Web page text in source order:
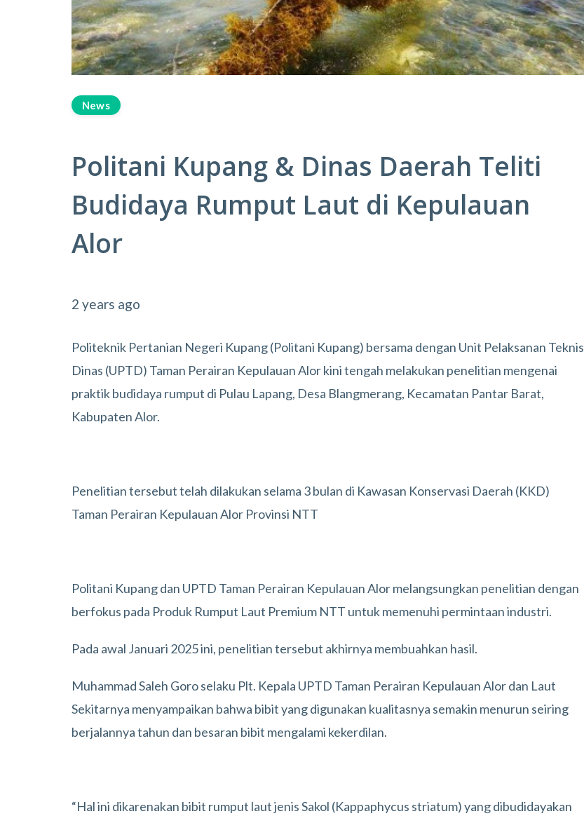
News
Politani Kupang & Dinas Daerah Teliti
Budidaya Rumput Laut di Kepulauan
Alor
2 years ago
Politeknik Pertanian Negeri Kupang (Politani Kupang) bersama dengan Unit Pelaksanan Teknis
Dinas (UPTD) Taman Perairan Kepulauan Alor kini tengah melakukan penelitian mengenai
praktik budidaya rumput di Pulau Lapang, Desa Blangmerang, Kecamatan Pantar Barat,
Kabupaten Alor.
Penelitian tersebut telah dilakukan selama 3 bulan di Kawasan Konservasi Daerah (KKD)
Taman Perairan Kepulauan Alor Provinsi NTT
Politani Kupang dan UPTD Taman Perairan Kepulauan Alor melangsungkan penelitian dengan
berfokus pada Produk Rumput Laut Premium NTT untuk memenuhi permintaan industri.
Pada awal Januari 2025 ini, penelitian tersebut akhirnya membuahkan hasil.
Muhammad Saleh Goro selaku Plt. Kepala UPTD Taman Perairan Kepulauan Alor dan Laut
Sekitarnya menyampaikan bahwa bibit yang digunakan kualitasnya semakin menurun seiring
berjalannya tahun dan besaran bibit mengalami kekerdilan.
“Hal ini dikarenakan bibit rumput laut jenis Sakol (Kappaphycus striatum) yang dibudidayakan